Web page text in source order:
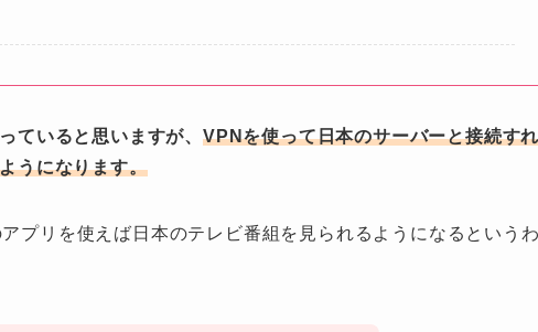
ていると思いますが、 VPNを使って日本のサーバーと接続す
うになります。
アプリを使えば日本のテレビ番組を見られるようになるという